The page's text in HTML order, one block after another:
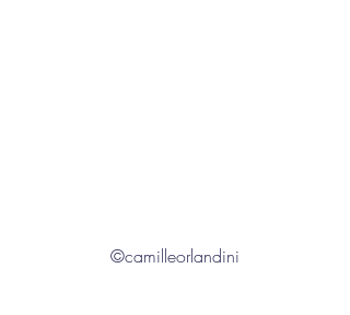
©camilleorlandini